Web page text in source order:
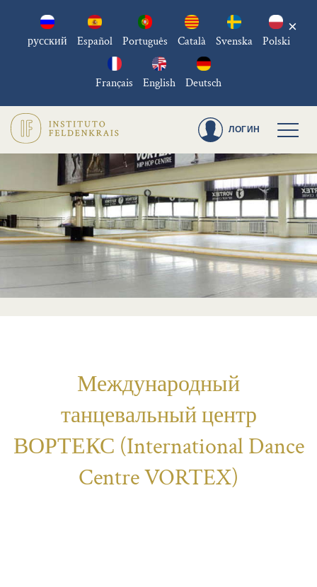
русский Español Português Català Svenska Polski
Français English Deutsch
×
ЛОГИН
Международный
танцевальный центр
ВОРТЕКС (International Dance
Centre VORTEX)